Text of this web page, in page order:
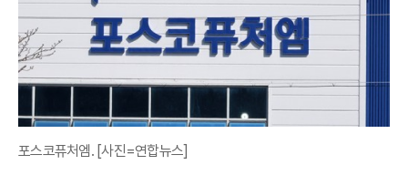
포스코퓨처엠. [사진=연합뉴스]